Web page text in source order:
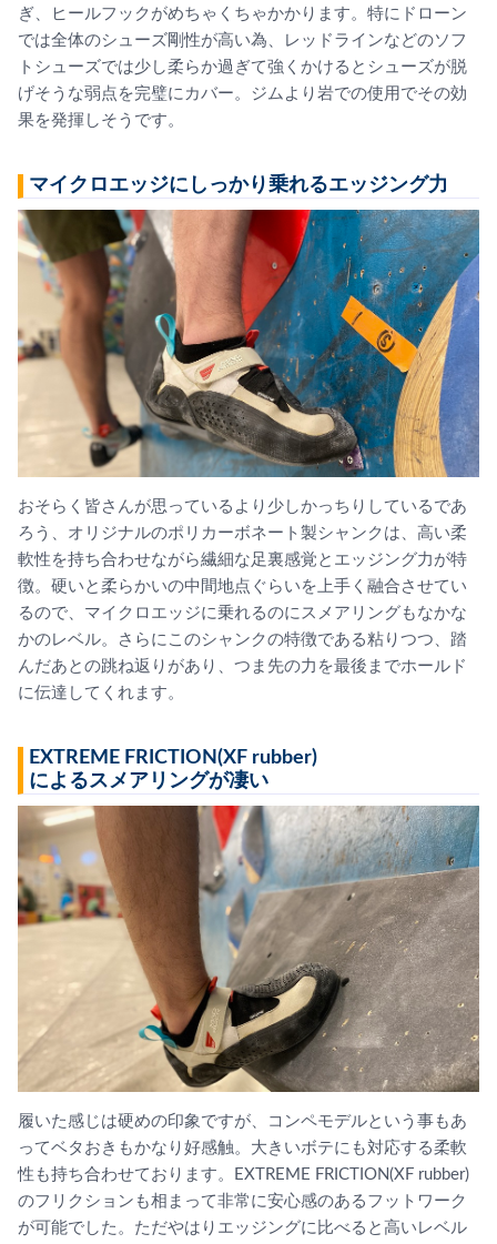
ぎ、ヒールフックがめちゃくちゃかかります。特にドローン
では全体のシューズ剛性が高い為、レッドラインなどのソフ
トシューズでは少し柔らか過ぎて強くかけるとシューズが脱
げそうな弱点を完璧にカバー。ジムより岩での使用でその効
果を発揮しそうです。
マイクロエッジにしっかり乗れるエッジング力
おそらく皆さんが思っているより少しかっちりしているであ
ろう、オリジナルのポリカーボネート製シャンクは、高い柔
軟性を持ち合わせながら繊細な足裏感覚とエッジング力が特
徴。硬いと柔らかいの中間地点ぐらいを上手く融合させてい
るので、マイクロエッジに乗れるのにスメアリングもなかな
かのレベル。さらにこのシャンクの特徴である粘りつつ、踏
んだあとの跳ね返りがあり、つま先の力を最後までホールド
に伝達してくれます。
EXTREME FRICTION(XF rubber)
によるスメアリングが凄い
履いた感じは硬めの印象ですが、コンペモデルという事もあ
ってベタおきもかなり好感触。大きいボテにも対応する柔軟
性も持ち合わせております。EXTREME FRICTION(XF rubber)
のフリクションも相まって非常に安心感のあるフットワーク
が可能でした。ただやはりエッジングに比べると高いレベル